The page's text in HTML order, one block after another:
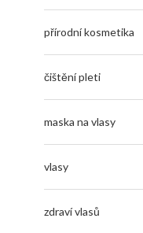
přírodní kosmetika
čištění pleti
maska na vlasy
vlasy
zdraví vlasů